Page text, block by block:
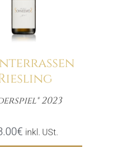
2023
€ inkl. USt.
Menge